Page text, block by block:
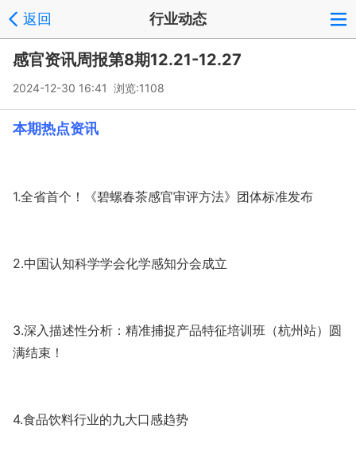
返回 行业动态
感官资讯周报第8期12.21-12.27
2024-12-30 16:41 浏览:1108
本期热点资讯
1.全省首个！《碧螺春茶感官审评方法》团体标准发布
2.中国认知科学学会化学感知分会成立
3.深入描述性分析：精准捕捉产品特征培训班（杭州站）圆
满结束！
4.食品饮料行业的九大口感趋势